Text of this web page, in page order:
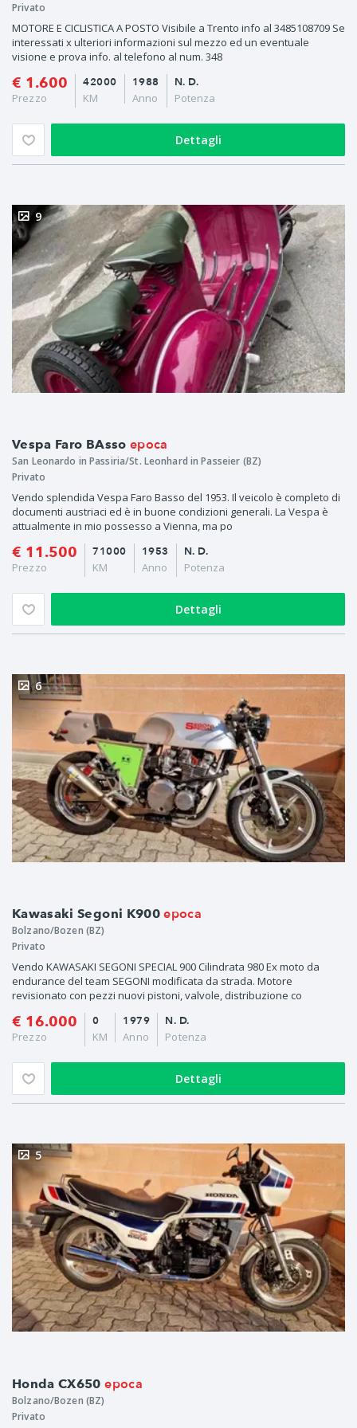
Privato
MOTORE E CICLISTICA A POSTO Visibile a Trento info al 3485108709 Se
interessati x ulteriori informazioni sul mezzo ed un eventuale
visione e prova info. al telefono al num. 348
€ 1.600
Prezzo
1988
Anno
42000
KM
N. D.
Potenza
Dettagli
Vespa Faro BAsso epoca
9
San Leonardo in Passiria/St. Leonhard in Passeier (BZ)
Privato
Vendo splendida Vespa Faro Basso del 1953. Il veicolo è completo di
documenti austriaci ed è in buone condizioni generali. La Vespa è
attualmente in mio possesso a Vienna, ma po
€ 11.500
Prezzo
1953
Anno
71000
KM
N. D.
Potenza
Dettagli
Kawasaki Segoni K900 epoca
6
Bolzano/Bozen (BZ)
Privato
Vendo KAWASAKI SEGONI SPECIAL 900 Cilindrata 980 Ex moto da
endurance del team SEGONI modificata da strada. Motore
revisionato con pezzi nuovi pistoni, valvole, distribuzione co
€ 16.000
Prezzo
1979
Anno
0
KM
N. D.
Potenza
Dettagli
Honda CX650 epoca
5
Bolzano/Bozen (BZ)
Privato